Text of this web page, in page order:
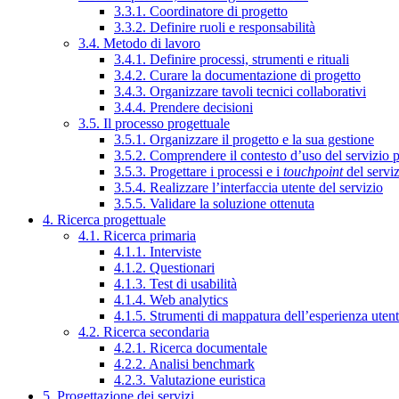
3.3.1. Coordinatore di progetto
3.3.2. Definire ruoli e responsabilità
3.4. Metodo di lavoro
3.4.1. Definire processi, strumenti e rituali
3.4.2. Curare la documentazione di progetto
3.4.3. Organizzare tavoli tecnici collaborativi
3.4.4. Prendere decisioni
3.5. Il processo progettuale
3.5.1. Organizzare il progetto e la sua gestione
3.5.2. Comprendere il contesto d’uso del servizio
3.5.3. Progettare i processi e i touchpointdel
3.5.4. Realizzare l’interfaccia utente del servizio
3.5.5. Validare la soluzione ottenuta
4. Ricerca progettuale
4.1. Ricerca primaria
4.1.1. Interviste
4.1.2. Questionari
4.1.3. Test di usabilità
4.1.4. Web analytics
4.1.5. Strumenti di mappatura dell’esperienza
4.2. Ricerca secondaria
4.2.1. Ricerca documentale
4.2.2. Analisi benchmark
4.2.3. Valutazione euristica
5. Progettazione dei servizi